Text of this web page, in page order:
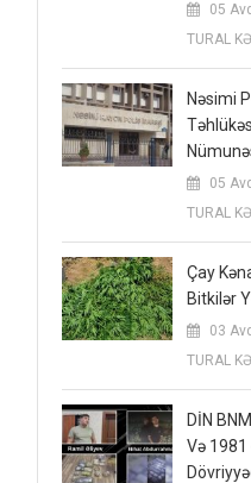
05
TURAL
Nəsimi
05
TURAL
Çay
Bitkilər
03
TURAL
DİN
Və